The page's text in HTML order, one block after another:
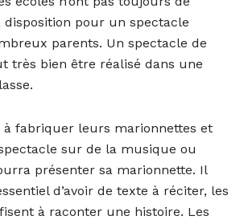
disposition pour un spectacle
parents. Un spectacle de
très bien être réalisé dans une
à fabriquer leurs marionnettes et
sur de la musique ou
présenter sa marionnette. Il
d’avoir de texte à réciter, les
à raconter une histoire. Les